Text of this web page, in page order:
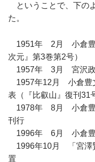
ということで、下の
た。
1951年 2月 小倉豊
次元』第3巻第2号）
1957年 3月 宮沢政
1957年12月 小倉豊
表（『比叡山』復刊31
1978年 8月 小倉豊
刊行
1996年 6月 小倉豊
1996年10月 「宮澤
置